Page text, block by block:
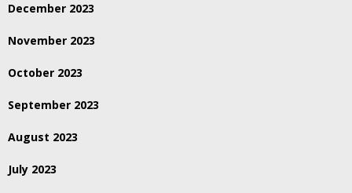
December 2023
November 2023
October 2023
September 2023
August 2023
July 2023